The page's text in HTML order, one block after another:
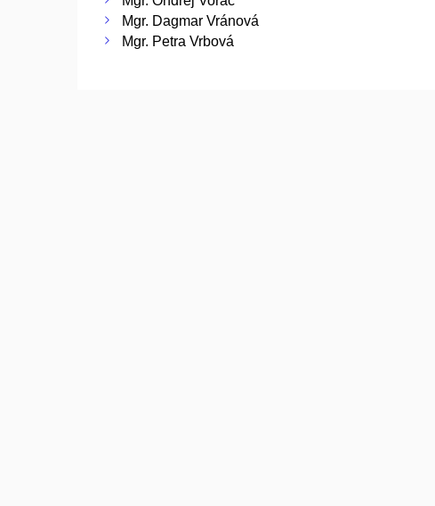
Mgr. Dagmar Vránová
Mgr. Petra Vrbová